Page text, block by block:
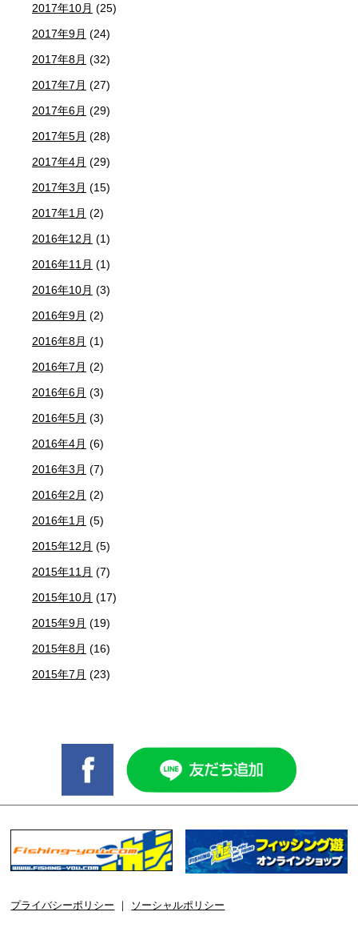
2017年10月 (25)
2017年9月 (24)
2017年8月 (32)
2017年7月 (27)
2017年6月 (29)
2017年5月 (28)
2017年4月 (29)
2017年3月 (15)
2017年1月 (2)
2016年12月 (1)
2016年11月 (1)
2016年10月 (3)
2016年9月 (2)
2016年8月 (1)
2016年7月 (2)
2016年6月 (3)
2016年5月 (3)
2016年4月 (6)
2016年3月 (7)
2016年2月 (2)
2016年1月 (5)
2015年12月 (5)
2015年11月 (7)
2015年10月 (17)
2015年9月 (19)
2015年8月 (16)
2015年7月 (23)
プライバシーポリシー ｜ ソーシャルポリシー